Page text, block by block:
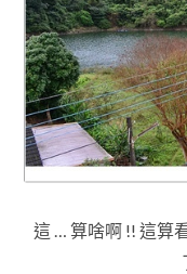
這 … 算啥啊 !! 這算